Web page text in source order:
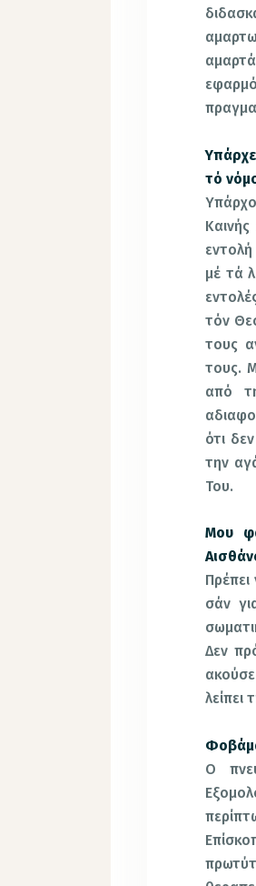
τό
μέ τά
τόν
τους
τους.
από
ότι
την
Του.
Μου
σάν
Δεν
λείπει
Ο